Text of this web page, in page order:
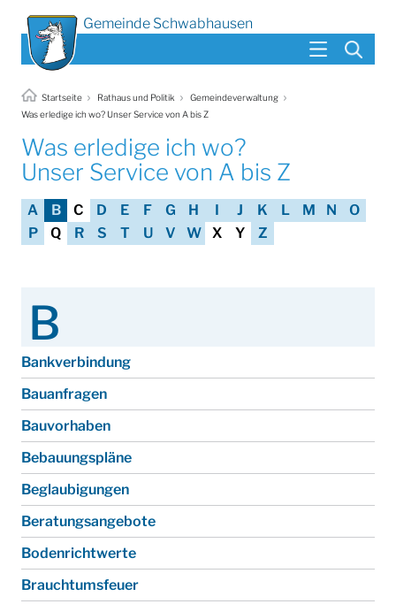
Gemeinde Schwabhausen
Startseite Rathaus und Politik
Gemeindeverwaltung
Was erledige ich wo? Unser Service von A bis Z
Was erledige ich wo?
Unser Service von A bis Z
A B C D E F G H I J K L M N
O
P
Q R S T U V W X Y Z
B
Bankverbindung
Bauanfragen
Bauvorhaben
Bebauungspläne
Beglaubigungen
Beratungsangebote
Bodenrichtwerte
Brauchtumsfeuer